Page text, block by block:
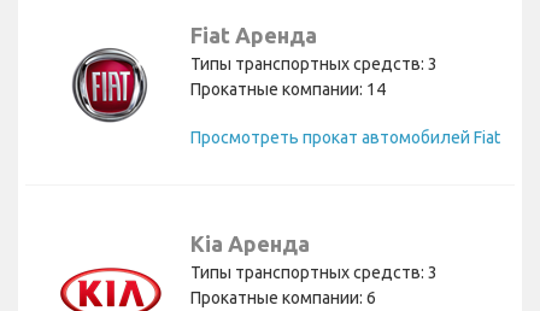
Fiat Аренда
Типы транспортных средств: 3
Прокатные компании: 14
Просмотреть прокат автомобилей Fiat
Kia Аренда
Типы транспортных средств: 3
Прокатные компании: 6